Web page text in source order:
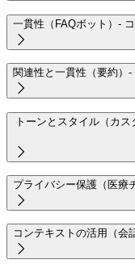
一貫性（FAQボット）-

関連性と一貫性（要約）-

トーンとスタイル（カ

プライバシー保護（医療

コンテキストの活用（会
